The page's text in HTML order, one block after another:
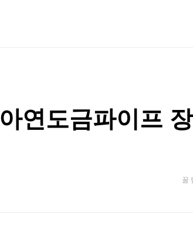
아연도금파이프
꿀